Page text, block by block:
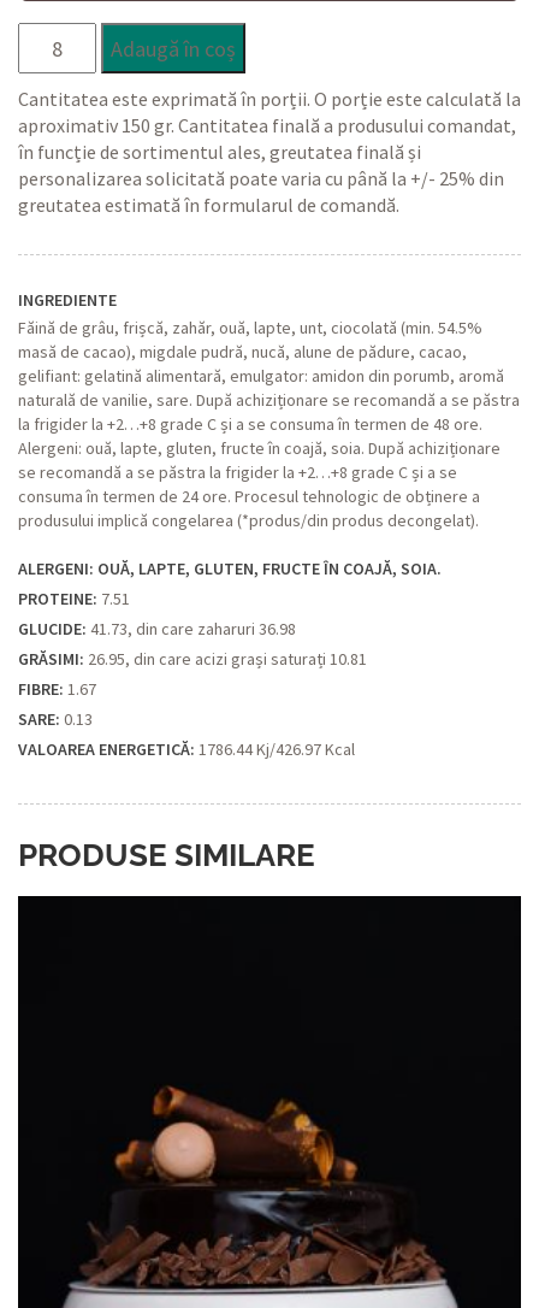
Adaugă în coș
Cantitatea este exprimată în porții. O porție este calculată la
aproximativ 150 gr. Cantitatea finală a produsului comandat,
în funcție de sortimentul ales, greutatea finală și
personalizarea solicitată poate varia cu până la +/- 25% din
greutatea estimată în formularul de comandă.
INGREDIENTE
Făină de grâu, frișcă, zahăr, ouă, lapte, unt, ciocolată (min. 54.5%
masă de cacao), migdale pudră, nucă, alune de pădure, cacao,
gelifiant: gelatină alimentară, emulgator: amidon din porumb, aromă
naturală de vanilie, sare. După achiziționare se recomandă a se păstra
la frigider la +2…+8 grade C și a se consuma în termen de 48 ore.
Alergeni: ouă, lapte, gluten, fructe în coajă, soia. După achiziționare
se recomandă a se păstra la frigider la +2…+8 grade C și a se
consuma în termen de 24 ore. Procesul tehnologic de obținere a
produsului implică congelarea (*produs/din produs decongelat).
ALERGENI: OUĂ, LAPTE, GLUTEN, FRUCTE ÎN COAJĂ, SOIA.
PROTEINE: 7.51
GLUCIDE: 41.73, din care zaharuri 36.98
GRĂSIMI: 26.95, din care acizi grași saturați 10.81
FIBRE: 1.67
SARE: 0.13
VALOAREA ENERGETICĂ: 1786.44 Kj/426.97 Kcal
PRODUSE SIMILARE